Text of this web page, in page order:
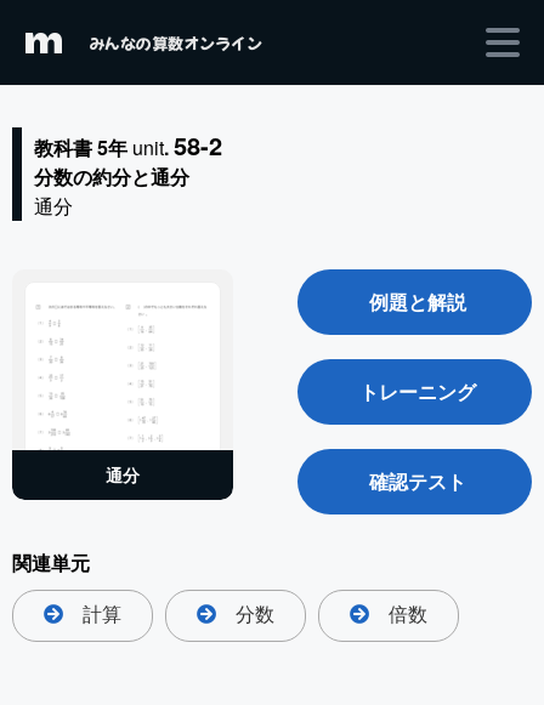
m みんなの算数オンライン
教科書 5年 unit.58-2
分数の約分と通分
通分
通分
例題と解説
トレーニング
確認テスト
関連単元
計算 分数 倍数